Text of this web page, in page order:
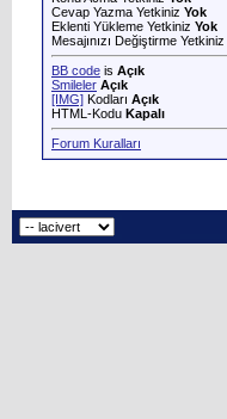
Cevap Yazma Yetkiniz Yok
Eklenti Yükleme Yetkiniz Yok
Mesajınızı Değiştirme Yetkiniz
BB code is Açık
Smileler Açık
[IMG] Kodları Açık
HTML-Kodu Kapalı
Forum Kuralları